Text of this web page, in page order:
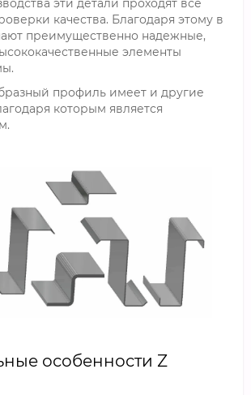
эти детали проходят все
качества. Благодаря этому в
преимущественно надежные,
элементы
профиль имеет и другие
которым является
особенности Z